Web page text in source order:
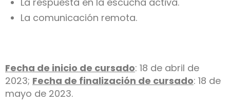
La comunicación remota.
Fecha de inicio de cursado: 18 de abril de
2023; Fecha de finalización de cursado: 18 de
mayo de 2023.